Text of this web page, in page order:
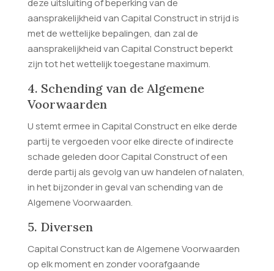
deze uitsluiting of beperking van de
aansprakelijkheid van Capital Construct in strijd is
met de wettelijke bepalingen, dan zal de
aansprakelijkheid van Capital Construct beperkt
zijn tot het wettelijk toegestane maximum.
4. Schending van de Algemene
Voorwaarden
U stemt ermee in Capital Construct en elke derde
partij te vergoeden voor elke directe of indirecte
schade geleden door Capital Construct of een
derde partij als gevolg van uw handelen of nalaten,
in het bijzonder in geval van schending van de
Algemene Voorwaarden.
5. Diversen
Capital Construct kan de Algemene Voorwaarden
op elk moment en zonder voorafgaande